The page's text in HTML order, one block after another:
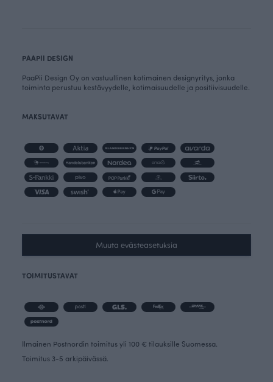
PAAPII DESIGN
PaaPii Design Oy on vastuullinen kotimainen designyritys, jonka
toiminta perustuu kestävyydelle, kotimaisuudelle ja positiivisuudelle.
MAKSUTAVAT
Muuta evästeasetuksia
TOIMITUSTAVAT
Ilmainen Postnordin toimitus yli 100 € tilauksille Suomessa.
Toimitus 3-5 arkipäivässä.